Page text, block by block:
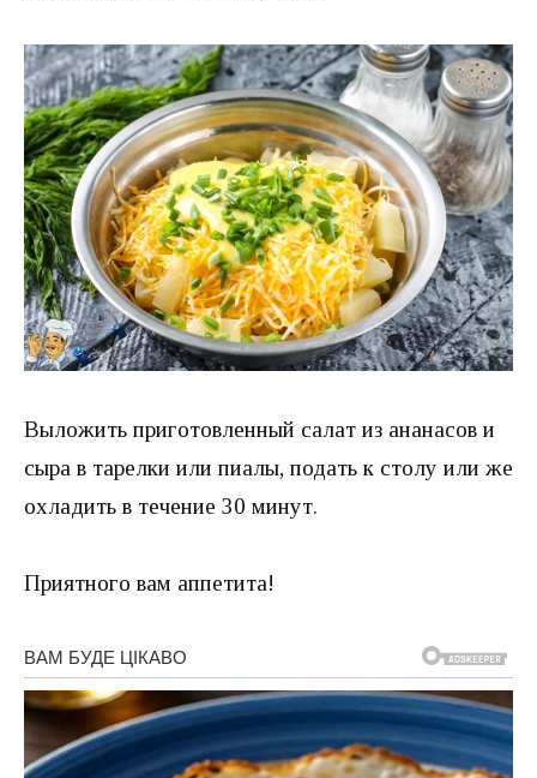
Выложить приготовленный салат из ананасов и
сыра в тарелки или пиалы, подать к столу или же
охладить в течение 30 минут.
Приятного вам аппетита!